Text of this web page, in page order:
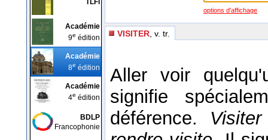
TLFi
Académie
9e édition
Académie
8e édition
Académie
4e édition
BDLP
Francophonie
options d'affichage
VISITER , v. tr.
Aller voir
signifie
déférence.